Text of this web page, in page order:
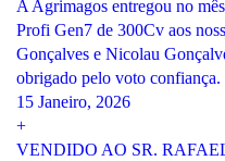
A Agrimagos entregou no
Profi Gen7 de 300Cv aos
Gonçalves e Nicolau
obrigado pelo voto confiança.
15 Janeiro, 2026
+
VENDIDO AO SR.